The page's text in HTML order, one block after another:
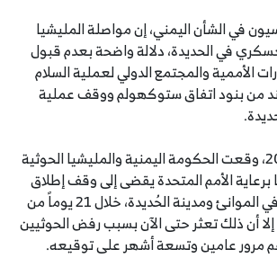
في الشأن اليمني، إن مواصلة المليشيا
في الحديدة، دلالة واضحة بعدم قبول
الأممية والمجتمع الدولي لعملية السلام
من بنود اتفاق ستوكهولم ووقف عملية
وفي 13 ديسمبر 2018، وقعت الحكومة اليمنية والمليشيا الحوثية
برعاية الأمم المتحدة يقضى إلى وقف إطلاق
النار و إعادة الانتشار في الموانئ ومدينة الحُديدة، خلال 21 يوماً من
إلا أن ذلك تعثر حتى الآن بسبب رفض الحوثيين
مرور عامين وتسعة أشهر على توقيعه.